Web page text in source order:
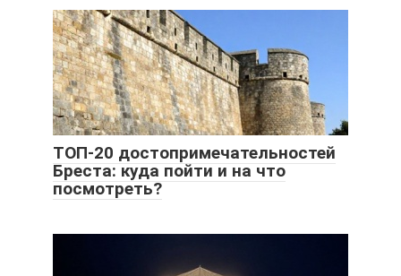
ТОП-20 достопримечательностей
Бреста: куда пойти и на что
посмотреть?